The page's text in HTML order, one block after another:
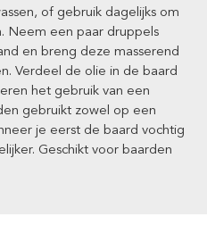
of gebruik dagelijks om
Neem een paar druppels
en breng deze masserend
Verdeel de olie in de baard
het gebruik van een
gebruikt zowel op een
je eerst de baard vochtig
Geschikt voor baarden